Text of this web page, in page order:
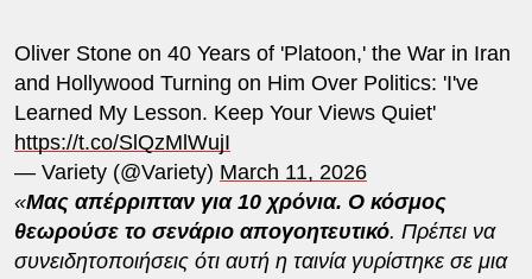
Oliver Stone on 40 Years of 'Platoon,' the War in Iran
and Hollywood Turning on Him Over Politics: 'I've
Learned My Lesson. Keep Your Views Quiet'
https://t.co/SlQzMlWujI
— Variety (@Variety) March 11, 2026
«Μας απέρριπταν για 10 χρόνια. Ο κόσμος
θεωρούσε το σενάριο απογοητευτικό. Πρέπει να
συνειδητοποιήσεις ότι αυτή η ταινία γυρίστηκε σε μια